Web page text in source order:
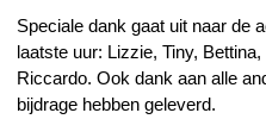
Speciale dank gaat uit naar de
laatste uur: Lizzie, Tiny,
Riccardo. Ook dank aan alle
bijdrage hebben geleverd.